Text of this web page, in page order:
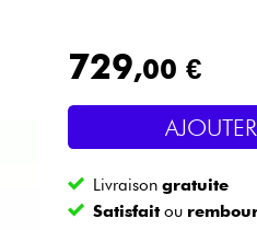
Nederland
Sono
Vents
Câbles & Access.
729,00 €
Livraisongratuite
Satisfaitou